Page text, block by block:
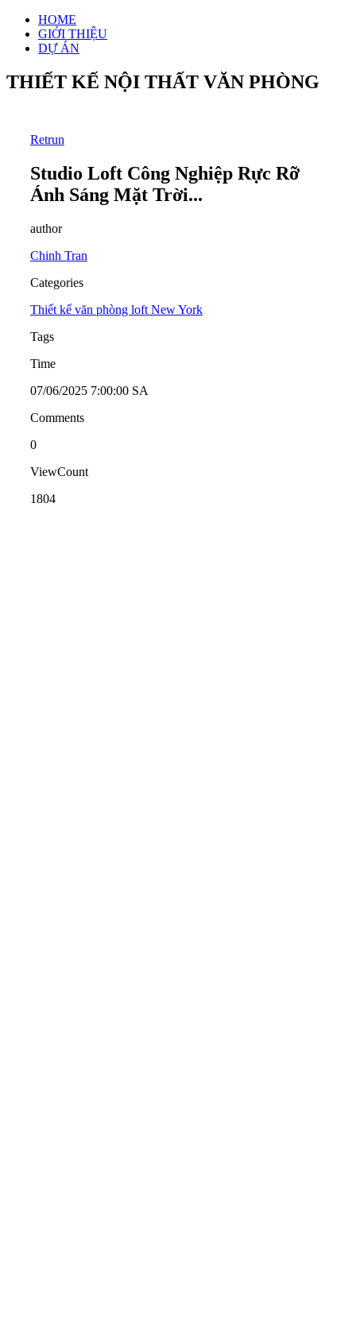
HOME
GIỚI THIỆU
DỰ ÁN
THIẾT KẾ NỘI THẤT VĂN PHÒNG
Retrun
Studio Loft Công Nghiệp Rực Rỡ
Ánh Sáng Mặt Trời...
author
Chinh Tran
Categories
Thiết kế văn phòng loft New York
Tags
Time
07/06/2025 7:00:00 SA
Comments
0
ViewCount
1804